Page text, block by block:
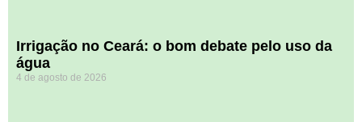
Irrigação no Ceará: o bom debate pelo uso da
água
4 de agosto de 2026